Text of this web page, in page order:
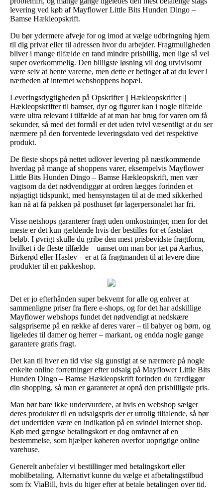
levering ved køb af Mayflower Little Bits Hunden Dingo –
Bamse Hækleopskrift.
Du bør ydermere afveje for og imod at vælge udbringning hjem
til dig privat eller til adressen hvor du arbejder. Fragtmuligheden
bliver i mange tilfælde en tand mindre prisbillig, men lige så vel
super overkommelig. Den billigste løsning vil dog utvivlsomt
være selv at hente varerne, men dette er betinget af at du lever i
nærheden af internet webshoppens bopæl.
Leveringsdygtigheden på Opskrifter || Hækleopskrifter ||
Hækleopskrifter til bamser, dyr og figurer kan i nogle tilfælde
være ultra relevant i tilfælde af at man har brug for varen om få
sekunder, så med det formål er det uden tvivl væsentligt at du ser
nærmere på den forventede leveringsdato ved det respektive
produkt.
De fleste shops på nettet udlover levering på næstkommende
hverdag på mange af shoppens varer, eksempelvis Mayflower
Little Bits Hunden Dingo – Bamse Hækleopskrift, men vær
vagtsom da det nødvendiggør at ordren lægges forinden et
nøjagtigt tidspunkt, med hensynstagen til at de med sikkerhed
kan nå at få pakken på posthuset før lagerpersonalet har fri.
Visse netshops garanterer fragt uden omkostninger, men for det
meste er det kun gældende hvis der bestilles for et fastslået
beløb. I øvrigt skulle du gribe den mest prisbevidste fragtform,
hvilket i de fleste tilfælde – uanset om man bor tæt på Aarhus,
Birkerød eller Haslev – er at få fragtmanden til at levere dine
produkter til en pakkeshop.
Det er jo efterhånden super bekvemt for alle og enhver at
sammenligne priser fra flere e-shops, og for det har adskillige
Mayflower webshops fundet det nødvendigt at nedskære
salgspriserne på en række af deres varer – til babyer og børn, og
ligeledes til damer og herrer – markant, og endda nogle gange
garantere gratis fragt.
Det kan til hver en tid vise sig gunstigt at se nærmere på nogle
enkelte online forretninger efter udsalg på Mayflower Little Bits
Hunden Dingo – Bamse Hækleopskrift forinden du færdiggør
din shopping, så man er garanteret at opnå den prisbilligste pris.
Man bør bare ikke undervurdere, at hvis en webshop sælger
deres produkter til en udsalgspris der er utrolig tiltalende, så bør
det undertiden være en indikation på en svindel internet shop.
Køb med gængse betalingskort er dog omfavnet af en
bestemmelse, som hjælper køberen overfor uoprigtige online
varehuse.
Generelt anbefaler vi bestillinger med betalingskort eller
mobilbetaling. Alternativt kunne du vælge et afbetalingstilbud
som fx ViaBill, hvis du higer efter at betale betalingen over tid.